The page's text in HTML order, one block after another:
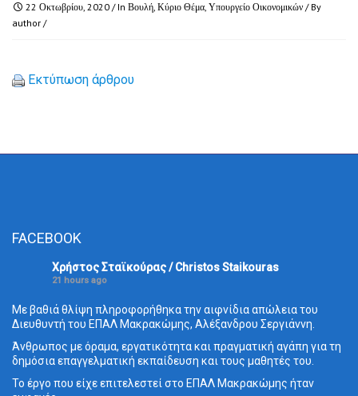
22 Οκτωβρίου, 2020 / In Βουλή, Κύριο Θέμα, Υπουργείο Οικονομικών / By
author /
Εκτύπωση άρθρου
FACEBOOK
Χρήστος Σταϊκούρας / Christos Staikouras
21 hours ago
Με βαθιά θλίψη πληροφορήθηκα την αιφνίδια απώλεια του
Διευθυντή του ΕΠΑΛ Μακρακώμης, Αλέξανδρου Σεργιάννη.
Άνθρωπος με όραμα, εργατικότητα και πραγματική αγάπη για τη
δημόσια επαγγελματική εκπαίδευση και τους μαθητές του.
Το έργο που είχε επιτελεστεί στο ΕΠΑΛ Μακρακώμης ήταν